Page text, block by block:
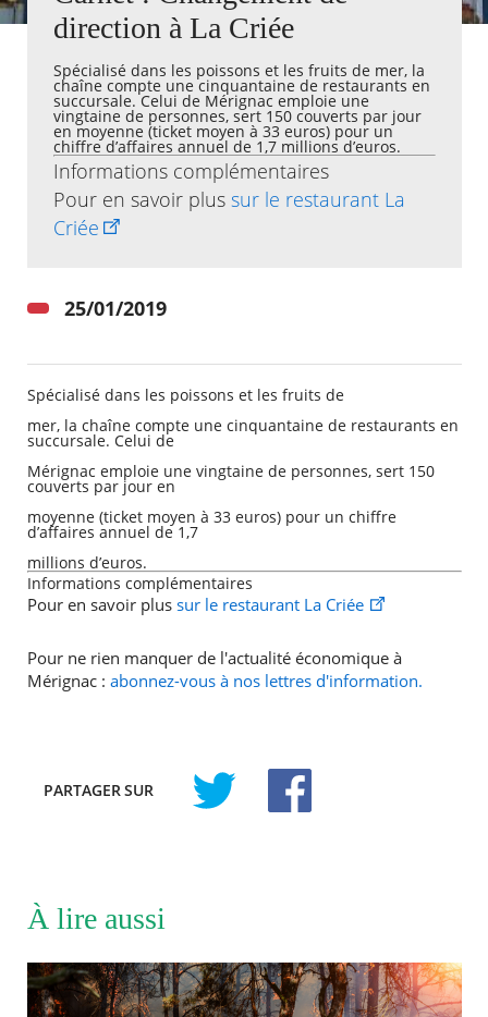
Actualités
Kiosque
Espace de services en ligne
Facebook
X Linkedin
RECHERCHER ...
direction à La Criée
Spécialisé dans les poissons et les fruits de mer, la
chaîne compte une cinquantaine de restaurants en
succursale. Celui de Mérignac emploie une
vingtaine de personnes, sert 150 couverts par jour
en moyenne (ticket moyen à 33 euros) pour un
chiffre d’affaires annuel de 1,7 millions d’euros.
Informations complémentaires
Pour en savoir plus sur le restaurant La
Criée
25/01/2019
Spécialisé dans les poissons et les fruits de
mer, la chaîne compte une cinquantaine de restaurants en
succursale. Celui de
Mérignac emploie une vingtaine de personnes, sert 150
couverts par jour en
moyenne (ticket moyen à 33 euros) pour un chiffre
d’affaires annuel de 1,7
millions d’euros.
Informations complémentaires
Pour en savoir plussur le restaurant La Criée
Pour ne rien manquer de l'actualité économique à
Mérignac : abonnez-vous à nos lettres d'information.
PARTAGERSUR
À lire aussi